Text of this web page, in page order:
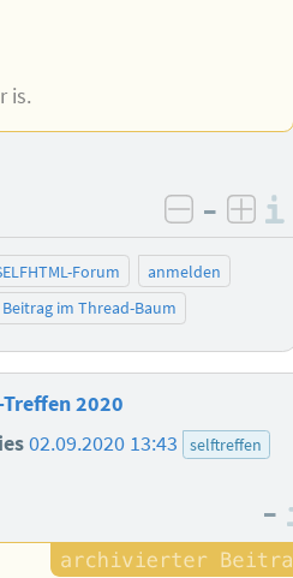
is.
negativ
–
Forum
anmelden
Beitrag im Thread-Baum
2020
02.09.2020 13:43
selftreffen
–